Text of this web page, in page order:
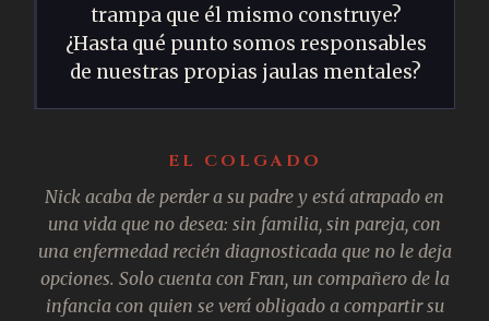
trampa que él mismo construye?
¿Hasta qué punto somos responsables
de nuestras propias jaulas mentales?
EL COLGADO
Nick acaba de perder a su padre y está atrapado en
una vida que no desea: sin familia, sin pareja, con
una enfermedad recién diagnosticada que no le deja
opciones. Solo cuenta con Fran, un compañero de la
infancia con quien se verá obligado a compartir su